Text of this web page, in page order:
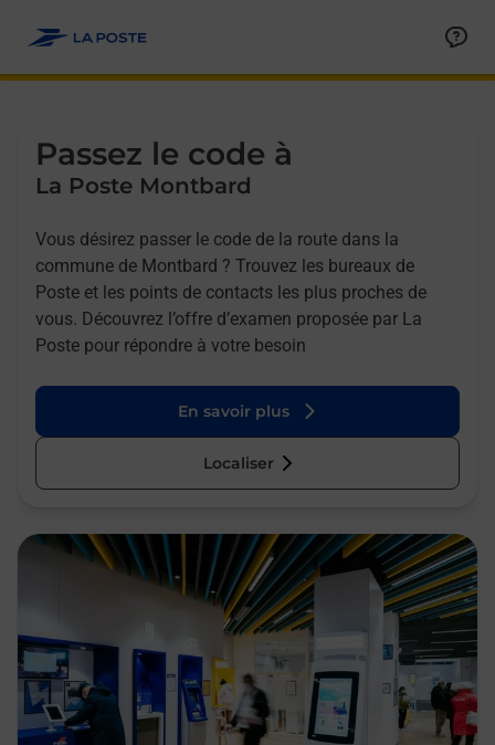
Passez le code à
La Poste Montbard
Vous désirez passer le code de la route dans la
commune de Montbard ? Trouvez les bureaux de
Poste et les points de contacts les plus proches de
vous. Découvrez l’offre d’examen proposée par La
Poste pour répondre à votre besoin
En savoir plus
Localiser